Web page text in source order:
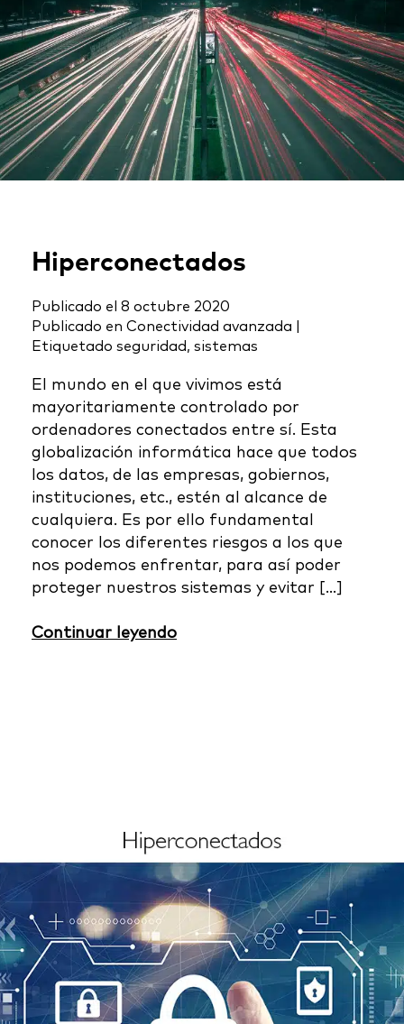
Hiperconectados
Publicado el 8 octubre 2020
Publicado en Conectividad avanzada
Etiquetado seguridad, sistemas
El mundo en el que vivimos está
mayoritariamente controlado por
ordenadores conectados entre sí. Esta
globalización informática hace que todos
los datos, de las empresas, gobiernos,
instituciones, etc., estén al alcance de
cualquiera. Es por ello fundamental
conocer los diferentes riesgos a los que
nos podemos enfrentar, para así poder
proteger nuestros sistemas y evitar […]
Continuar leyendo